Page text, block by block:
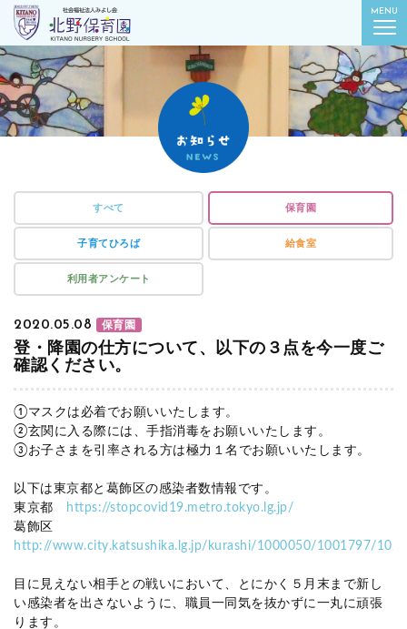
MENU
社会福祉法人みよし会
すべて 保育園
子育てひろば 給食室
利用者アンケート
2020.05.08 保育園
登・降園の仕方について、以下の３点を今一度ご
確認ください。
①マスクは必着でお願いいたします。
②玄関に入る際には、手指消毒をお願いいたします。
③お子さまを引率される方は極力１名でお願いいたします。
以下は東京都と葛飾区の感染者数情報です。
東京都
https://stopcovid19.metro.tokyo.lg.jp/
葛飾区
http://www.city.katsushika.lg.jp/kurashi/1000050/1001797/
目に見えない相手との戦いにおいて、とにかく５月末まで新し
い感染者を出さないように、職員一同気を抜かずに一丸に頑張
ります。